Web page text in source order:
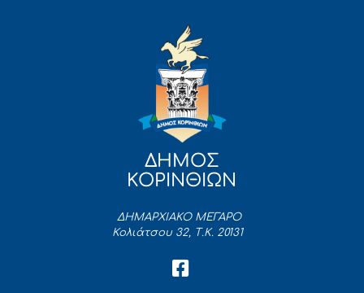
ΔΗΜΟΣ
ΚΟΡΙΝΘΙΩΝ
ΔΗΜΑΡΧΙΑΚΟ ΜΕΓΑΡΟ
Κολιάτσου 32, Τ.Κ. 20131